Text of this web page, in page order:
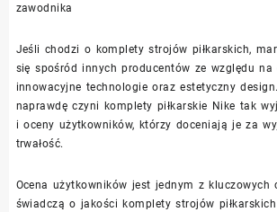
zawodnika
Jeśli chodzi o komplety strojów piłkarskich,
się spośród innych producentów ze względu na
innowacyjne technologie oraz estetyczny
naprawdę czyni komplety piłkarskie Nike tak
i oceny użytkowników, którzy doceniają je za
trwałość.
Ocena użytkowników jest jednym z kluczowych
świadczą o jakości komplety strojów